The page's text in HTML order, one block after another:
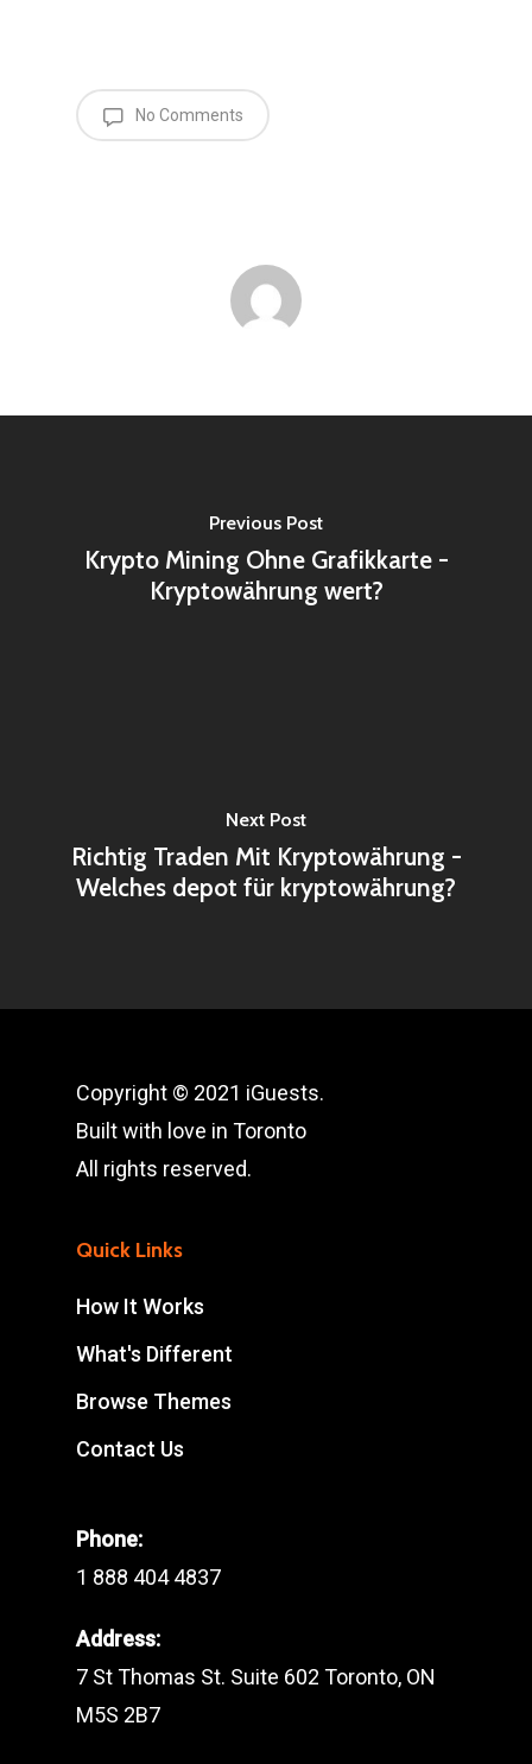
No Comments
Previous Post
Krypto Mining Ohne Grafikkarte -
Kryptowährung wert?
Next Post
Richtig Traden Mit Kryptowährung -
Welches depot für kryptowährung?
Copyright © 2021 iGuests.
Built with love in Toronto
All rights reserved.
Quick Links
How It Works
What's Different
Browse Themes
Contact Us
Phone:
1 888 404 4837
Address:
7 St Thomas St. Suite 602 Toronto, ON
M5S 2B7